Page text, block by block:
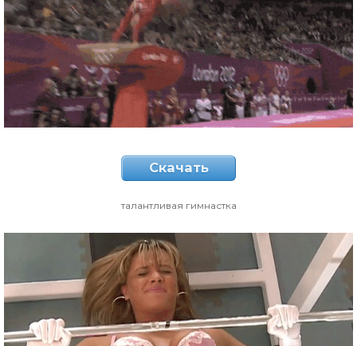
Скачать
талантливая гимнастка